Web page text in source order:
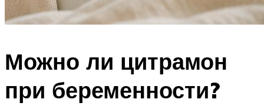
Можно ли цитрамон
при беременности?